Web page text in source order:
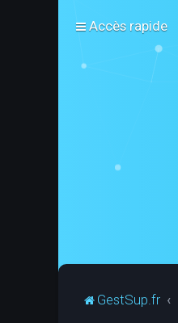
Accès rapide
GestSup.fr